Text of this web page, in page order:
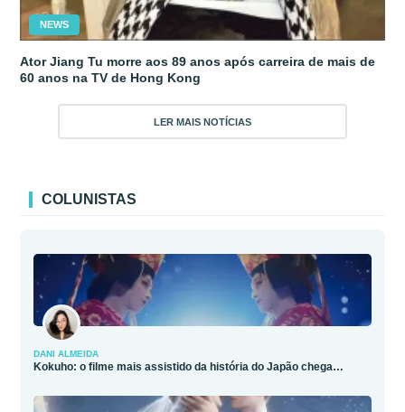
NEWS
Ator Jiang Tu morre aos 89 anos após carreira de mais de
60 anos na TV de Hong Kong
LER MAIS NOTÍCIAS
COLUNISTAS
DANI ALMEIDA
Kokuho: o filme mais assistido da história do Japão chega…